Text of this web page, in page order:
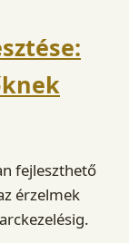
fejleszthető
érzelmek